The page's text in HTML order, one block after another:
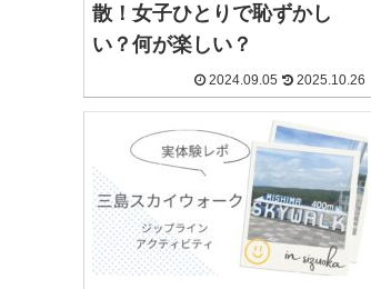
散！女子ひとりで恥ずかし
い？何が楽しい？
2024.09.05 2025.10.26